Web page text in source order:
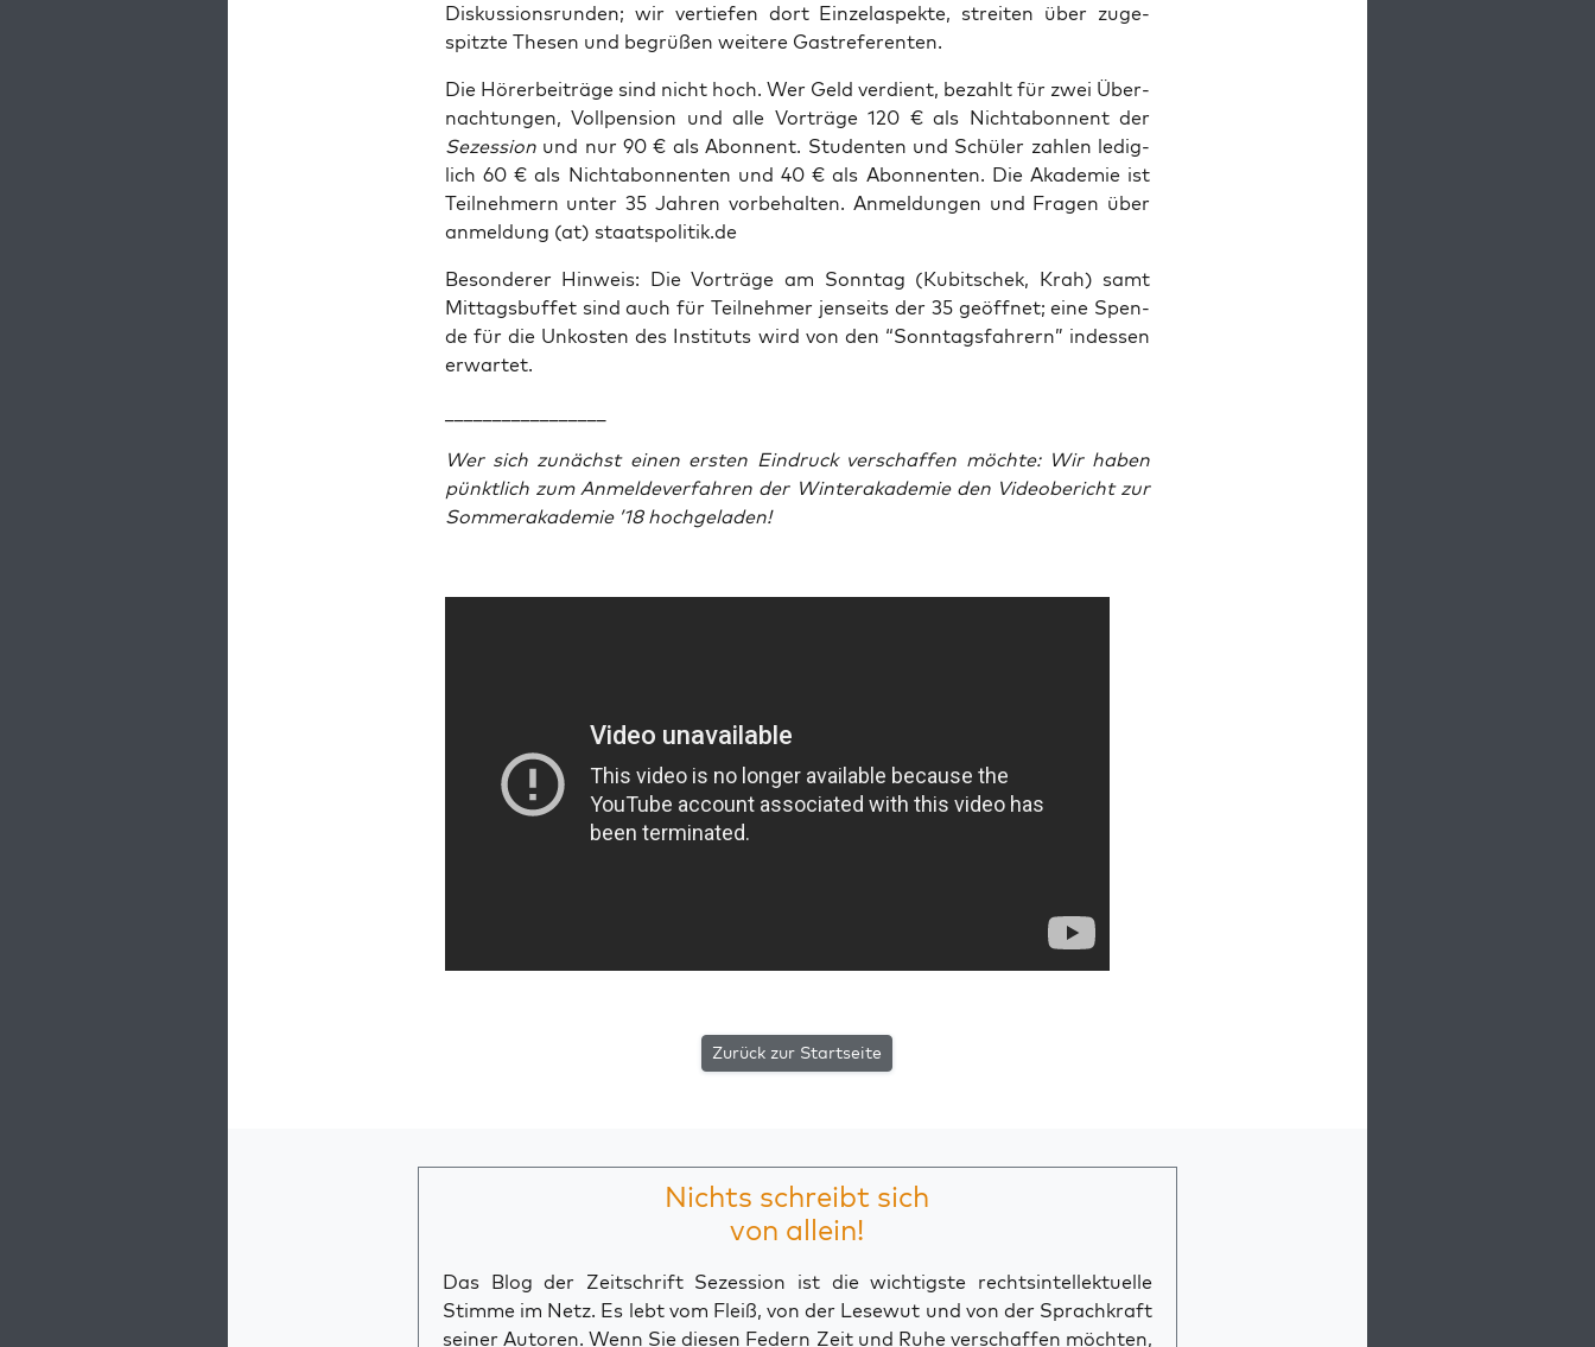
Dis­kus­si­ons­run­den; wir ver­tie­fen dort Ein­zel­aspek­te, strei­ten über zuge­
spitz­te The­sen und begrü­ßen wei­te­re Gastreferenten.
Die Hörer­bei­trä­ge sind nicht hoch. Wer Geld ver­dient, bezahlt für zwei Über­
nach­tun­gen, Voll­pen­si­on und alle Vor­trä­ge 120 € als Nicht­abon­nent der
Sezes­si­onund nur 90 € als Abon­nent. Stu­den­ten und Schü­ler zah­len ledig­
lich 60 € als Nicht­abon­nen­ten und 40 € als Abon­nen­ten. Die Aka­de­mie ist
Teil­neh­mern unter 35 Jah­ren vor­be­hal­ten. Anmel­dun­gen und Fra­gen über
anmel­dung (at) staatspolitik.de
Beson­de­rer Hin­weis: Die Vor­trä­ge am Sonn­tag (Kubit­schek, Krah) samt
Mit­tags­buf­fet sind auch für Teil­neh­mer jen­seits der 35 geöff­net; eine Spen­
de für die Unkos­ten des Insti­tuts wird von den “Sonn­tags­fah­rern” indes­sen
erwartet.
Wer sich zunächst einen ers­ten Ein­druck ver­schaf­fen möch­te: Wir haben
pünkt­lich zum Anmel­de­ver­fah­ren der Win­ter­aka­de­mie den Videobe­richt zur
Som­mer­aka­de­mie ’18 hochgeladen!
Zurück zur Startseite
Nichts schreibt sich
von allein!
Das Blog der Zeitschrift Sezession ist die wichtigste rechtsintellektuelle
Stimme im Netz. Es lebt vom Fleiß, von der Lesewut und von der Sprachkraft
seiner Autoren. Wenn Sie diesen Federn Zeit und Ruhe verschaffen möchten,